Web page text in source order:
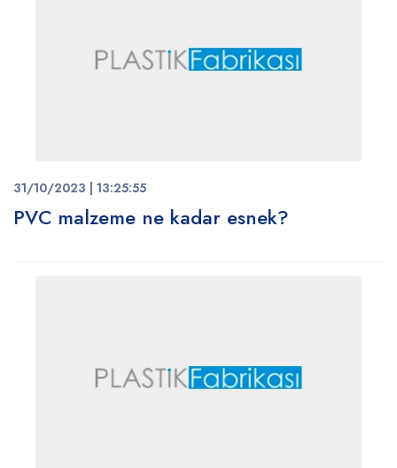
31/10/2023 | 13:25:55
PVC malzeme ne kadar esnek?